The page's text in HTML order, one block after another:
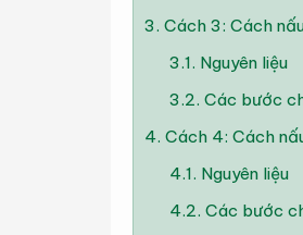
3. Cách 3: Cách
3.1. Nguyên liệu
3.2. Các bước
4. Cách 4: Cách
4.1. Nguyên liệu
4.2. Các bước